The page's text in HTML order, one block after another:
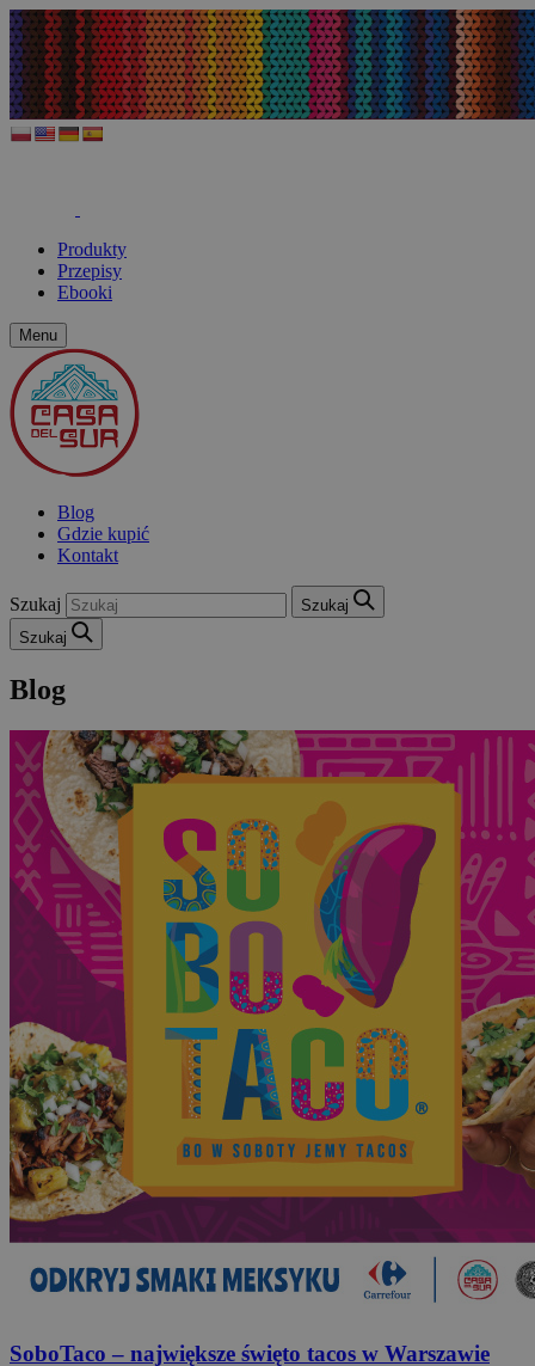
Produkty
Przepisy
Ebooki
Menu
Blog
Gdzie kupić
Kontakt
Szukaj
Szukaj
Szukaj
Blog
SoboTaco – największe święto tacos w Warszawie